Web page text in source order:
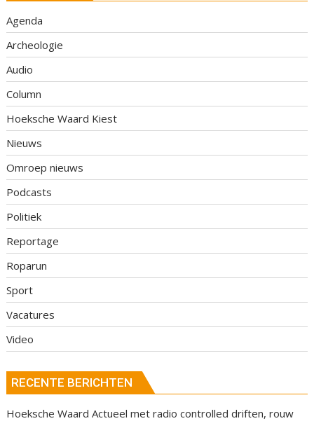
Agenda
Archeologie
Audio
Column
Hoeksche Waard Kiest
Nieuws
Omroep nieuws
Podcasts
Politiek
Reportage
Roparun
Sport
Vacatures
Video
RECENTE BERICHTEN
Hoeksche Waard Actueel met radio controlled driften, rouw